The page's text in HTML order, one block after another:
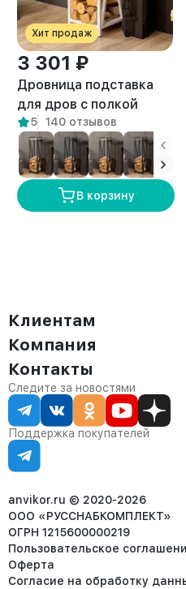
Хит продаж
3 301 ₽
Дровница подставка
для дров с полкой
лофт Тонто белый/
амаретто
5 140 отзывов
В корзину
Клиентам
Доставка
Оплата
Сервис
Статус заказа
Статьи
Компания
О компании
Контакты
Партнёрам
Контакты
Отдел продаж:
8 (800) 234-22-62
corp@anvikor.ru
Ежедневно, с 7:00-19:00 (МСК)
Отдел рекламации:
8 (953) 455-25-61
Следите за новостями
Поддержка покупателей
anvikor.ru © 2020-2026
ООО «РУССНАБКОМПЛЕКТ»
ОГРН 1215600000219
Пользовательское
Оферта
Согласие на обработку